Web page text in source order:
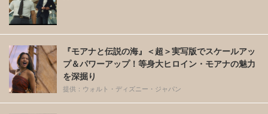
『モアナと伝説の海』＜超＞実写版でスケールアッ
プ＆パワーアップ！等身大ヒロイン・モアナの魅力
を深掘り
提供：ウォルト・ディズニー・ジャパン